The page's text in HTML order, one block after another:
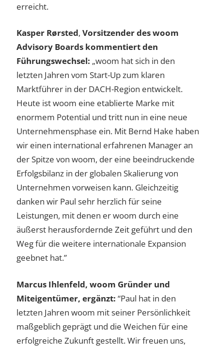
erreicht.
Kasper Rørsted, Vorsitzender des woom
Advisory Boards kommentiert den
Führungswechsel: „woom hat sich in den
letzten Jahren vom Start-Up zum klaren
Marktführer in der DACH-Region entwickelt.
Heute ist woom eine etablierte Marke mit
enormem Potential und tritt nun in eine neue
Unternehmensphase ein. Mit Bernd Hake haben
wir einen international erfahrenen Manager an
der Spitze von woom, der eine beeindruckende
Erfolgsbilanz in der globalen Skalierung von
Unternehmen vorweisen kann. Gleichzeitig
danken wir Paul sehr herzlich für seine
Leistungen, mit denen er woom durch eine
äußerst herausfordernde Zeit geführt und den
Weg für die weitere internationale Expansion
geebnet hat.”
Marcus Ihlenfeld, woom Gründer und
Miteigentümer, ergänzt: “Paul hat in den
letzten Jahren woom mit seiner Persönlichkeit
maßgeblich geprägt und die Weichen für eine
erfolgreiche Zukunft gestellt. Wir freuen uns,